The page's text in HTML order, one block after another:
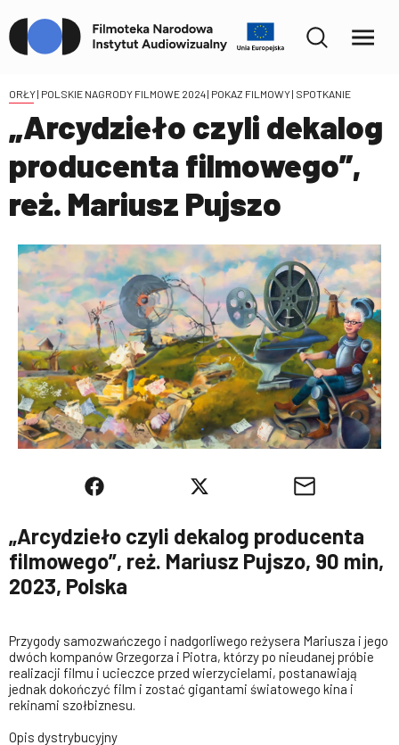
ORŁY | POLSKIE NAGRODY FILMOWE 2024| POKAZ FILMOWY | SPOTKANIE
„Arcydzieło czyli dekalog
producenta filmowego”,
reż. Mariusz Pujszo
„Arcydzieło czyli dekalog producenta
filmowego”, reż. Mariusz Pujszo, 90 min,
2023, Polska
Przygody samozwańczego i nadgorliwego reżysera Mariusza i jego
dwóch kompanów Grzegorza i Piotra, którzy po nieudanej próbie
realizacji filmu i ucieczce przed wierzycielami, postanawiają
jednak dokończyć film i zostać gigantami światowego kina i
rekinami szołbiznesu.
Opis dystrybucyjny